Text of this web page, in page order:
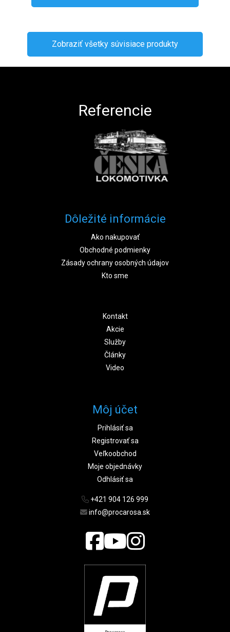
Zobraziť všetky súvisiace produkty
Referencie
Dôležité informácie
Ako nakupovať
Obchodné podmienky
Zásady ochrany osobných údajov
Kto sme
Kontakt
Akcie
Služby
Články
Video
Môj účet
Prihlásiť sa
Registrovať sa
Veľkoobchod
Moje objednávky
Odhlásiť sa
+421 904 126 999
info@procarosa.sk